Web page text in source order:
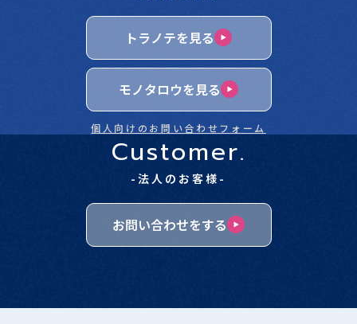
トラノテを見る
モノタロウを見る
個人向けのお問い合わせフォーム
Customer.
-法人のお客様-
お問い合わせをする